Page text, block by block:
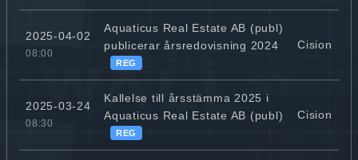
2025-04-02
08:00
Aquaticus Real Estate AB (publ)
publicerar årsredovisning 2024
REG
Cision
2025-03-24
08:30
Kallelse till årsstämma 2025 i
Aquaticus Real Estate AB (publ)
REG
Cision